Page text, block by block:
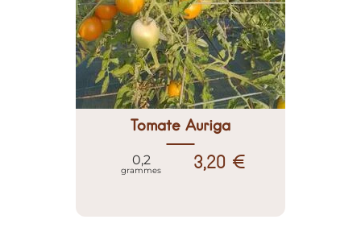
Tomate Auriga
0,2
grammes 3,20 €